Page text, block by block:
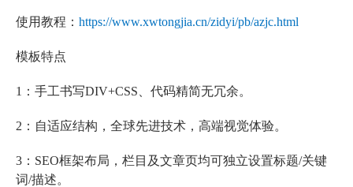
使用教程： https://www.xwtongjia.cn/zidyi/pb/azjc.html
模板特点
1：手工书写DIV+CSS、代码精简无冗余。
2：自适应结构，全球先进技术，高端视觉体验。
3：SEO框架布局，栏目及文章页均可独立设置标题/关键
词/描述。